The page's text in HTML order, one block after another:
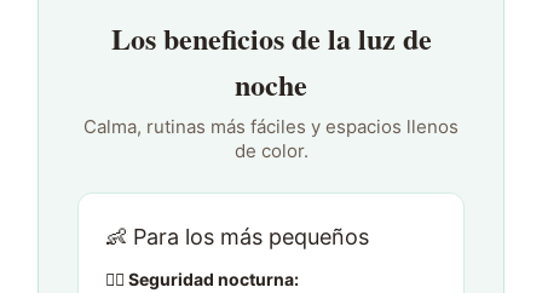
Los beneficios de la luz de
noche
Calma, rutinas más fáciles y espacios llenos
de color.
👶 Para los más pequeños
👉🏻 Seguridad nocturna: